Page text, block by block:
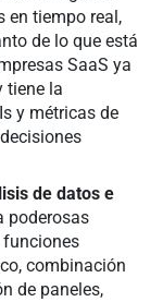
en tiempo real,
de lo que está
SaaS ya
tiene la
y métricas de
de datos e
poderosas
combinación
de paneles,